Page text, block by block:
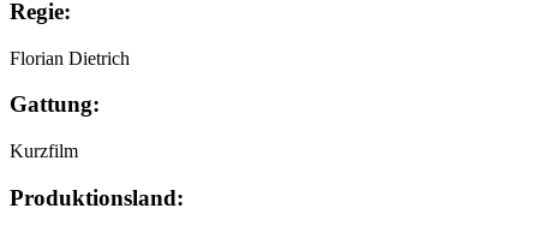
Regie:
Florian Dietrich
Gattung:
Kurzfilm
Produktionsland: